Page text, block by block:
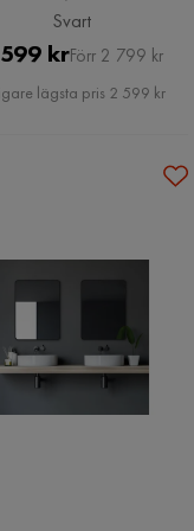
Svart
Pris
krOriginal
Pris
Förr 2 799 kr
lägsta pris 2 599 kr